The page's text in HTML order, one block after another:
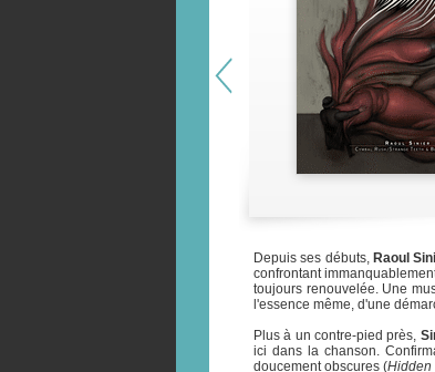
Depuis ses débuts, Raoul
confrontant
toujours renouvelée. Une
l'essence même, d'une
Plus à un contre-pied près,
ici dans la chanson.
doucement obscures (Hidden